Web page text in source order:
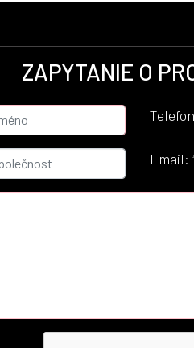
ZAPYTANIE O
Email: